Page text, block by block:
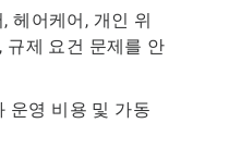
헤어케어, 개인 위
규제 요건 문제를 안
운영 비용 및 가동